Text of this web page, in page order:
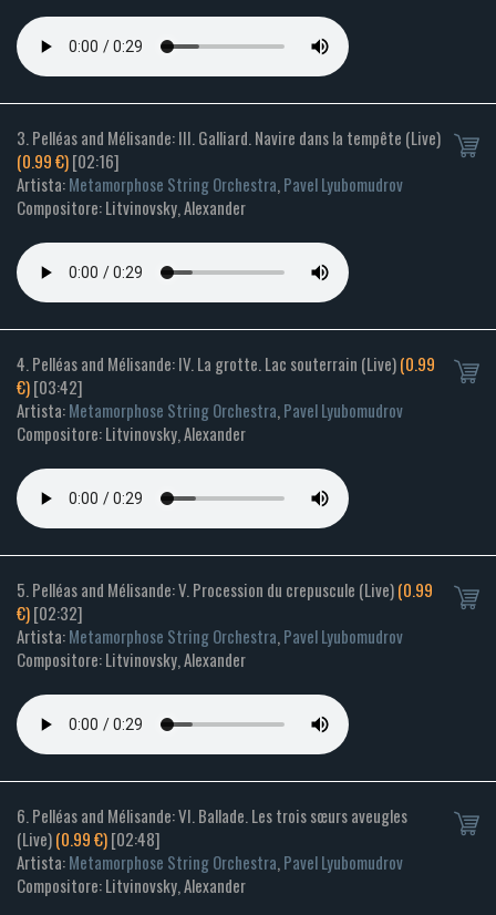
3. Pelléas and Mélisande: III. Galliard. Navire dans la tempête (Live)
(0.99 €)[02:16]
Artista:Metamorphose String Orchestra,Pavel Lyubomudrov
Compositore: Litvinovsky, Alexander
4. Pelléas and Mélisande: IV. La grotte. Lac souterrain (Live)(0.99
€)[03:42]
Artista:Metamorphose String Orchestra,Pavel Lyubomudrov
Compositore: Litvinovsky, Alexander
5. Pelléas and Mélisande: V. Procession du crepuscule (Live)(0.99
€)[02:32]
Artista:Metamorphose String Orchestra,Pavel Lyubomudrov
Compositore: Litvinovsky, Alexander
6. Pelléas and Mélisande: VI. Ballade. Les trois sœurs aveugles
(Live)(0.99 €)[02:48]
Artista:Metamorphose String Orchestra,Pavel Lyubomudrov
Compositore: Litvinovsky, Alexander